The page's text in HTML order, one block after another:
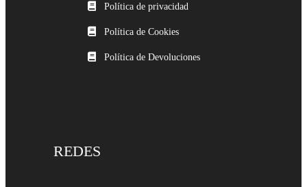
Política de privacidad
Política de Cookies
Política de Devoluciones
REDES